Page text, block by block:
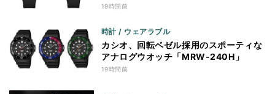
19時間前
時計 / ウェアラブル
カシオ、回転ベゼル採用のスポーティな
アナログウオッチ「MRW-240H」
19時間前